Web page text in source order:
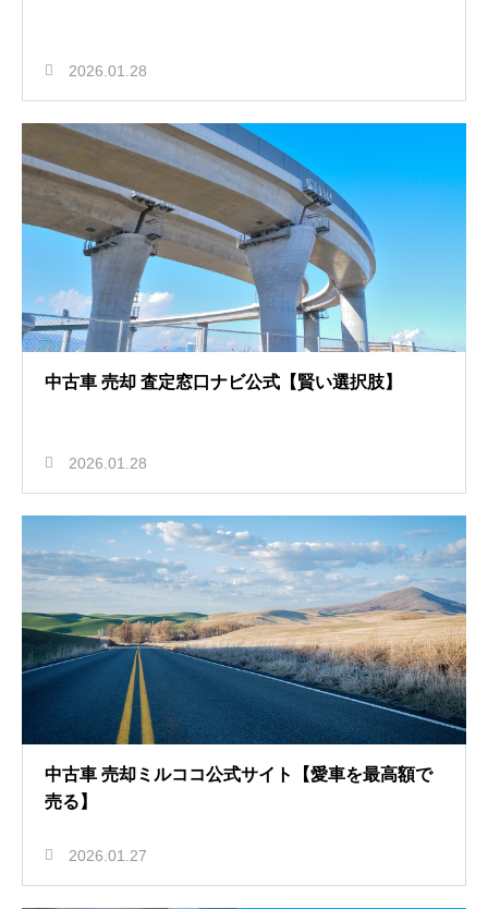
2026.01.28
中古車 売却 査定窓口ナビ公式【賢い選択肢】
2026.01.28
中古車 売却ミルココ公式サイト【愛車を最高額で
売る】
2026.01.27